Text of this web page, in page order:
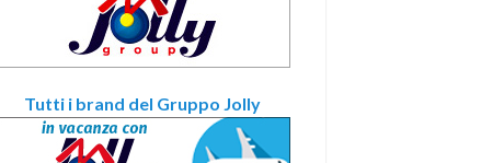
Tutti i brand del Gruppo Jolly